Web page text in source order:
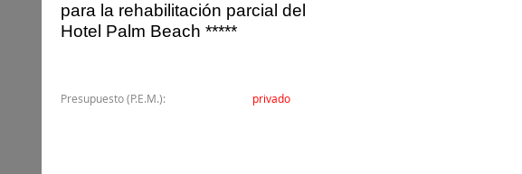
para la rehabilitación parcial del
Hotel Palm Beach *****
Presupuesto (P.E.M.): privado